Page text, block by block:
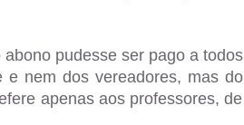
pudesse ser pago a todos
e nem dos vereadores, mas do
apenas aos professores, de